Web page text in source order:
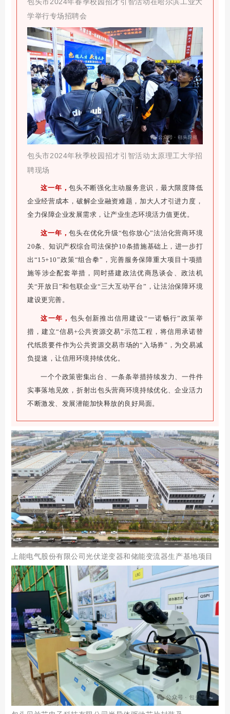
包头市2024年春季校园招才引智活动在哈尔滨工业大
学举行专场招聘会
包头市2024年秋季校园招才引智活动太原理工大学招
聘现场
这一年，包头不断强化主动服务意识，最大限度降低
企业经营成本，破解企业融资难题，加大人才引进力度，
全力保障企业发展需求，让产业生态环境活力值更优。
这一年，包头在优化升级“包你放心”法治化营商环境
20条、知识产权综合司法保护10条措施基础上，进一步打
出“15+10”政策“组合拳”，完善服务保障重大项目十项措
施等涉企配套举措，同时搭建政法优商恳谈会、政法机
关“开放日”和包联企业“三大互动平台”，让法治保障环境
建设更完善。
这一年， 包头创新推出信用建设“一诺畅行”政策举
措，建立“信易+公共资源交易”示范工程，将信用承诺替
代纸质要件作为公共资源交易市场的“入场券”，为交易减
负提速，让信用环境持续优化。
一个个政策密集出台、一条条举措持续发力、一件件
实事落地见效，折射出包头营商环境持续优化、企业活力
不断激发、发展潜能加快释放的良好局面。
上能电气股份有限公司光伏逆变器和储能变流器生产基地项目